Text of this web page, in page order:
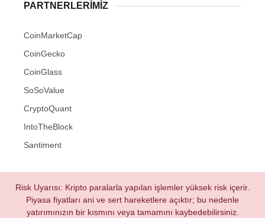
PARTNERLERIMIZ
CoinMarketCap
CoinGecko
CoinGlass
SoSoValue
CryptoQuant
IntoTheBlock
Santiment
Risk Uyarısı: Kripto paralarla yapılan işlemler yüksek risk içerir.
Piyasa fiyatları ani ve sert hareketlere açıktır; bu nedenle
yatırımınızın bir kısmını veya tamamını kaybedebilirsiniz.